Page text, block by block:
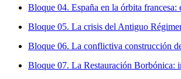
Bloque 04. España en la órbita
Bloque 05. La crisis del Antiguo
Bloque 06. La conflictiva construcción
Bloque 07. La Restauración Borbónica: